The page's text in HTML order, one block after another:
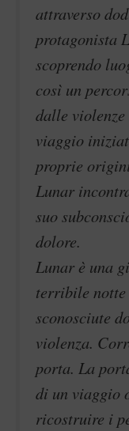
attraverso
protagonista
scoprendo
così un
dalle
viaggio
proprie
Lunar
suo
dolore.
Lunar è una
terribile notte
sconosciute
violenza.
porta. La
di un viaggio
ricostruire i